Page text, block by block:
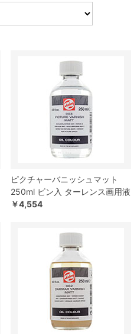
ピクチャーバニッシュマット
250ml ビン入 ターレンス画用液
￥4,554